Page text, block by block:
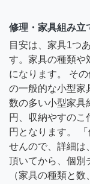
修理・家具組み立
目安は、家具1つ
す。家具の種類や
になります。 そ
の一般的な小型家
数の多い小型家具
円、収納やすの
円となります。
せんので、詳細は
頂いてから、個別
（家具の種類と